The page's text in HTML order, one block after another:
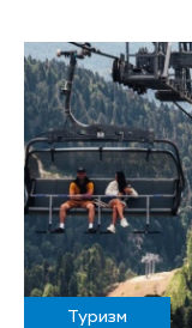
Туризм